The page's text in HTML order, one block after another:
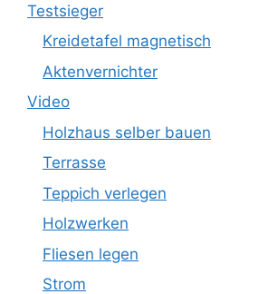
Testsieger
Kreidetafel magnetisch
Aktenvernichter
Video
Holzhaus selber bauen
Terrasse
Teppich verlegen
Holzwerken
Fliesen legen
Strom